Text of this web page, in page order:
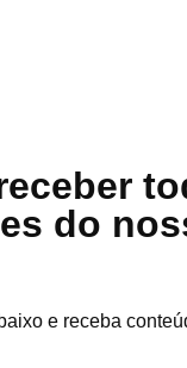
do
e receba